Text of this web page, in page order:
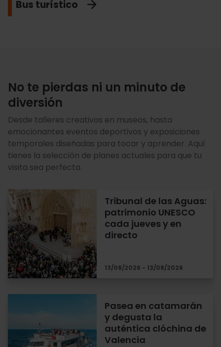
Bus turístico
No te pierdas ni un minuto de
diversión
Desde talleres creativos en museos, hasta
emocionantes eventos deportivos y exposiciones
temporales diseñadas para tocar y aprender. Aquí
tienes la selección de planes actuales para que tu
visita sea perfecta.
Tribunal de las Aguas:
patrimonio UNESCO
cada jueves y en
directo
13/08/2026 - 13/08/2026
Pasea en catamarán
y degusta la
auténtica clóchina de
Valencia